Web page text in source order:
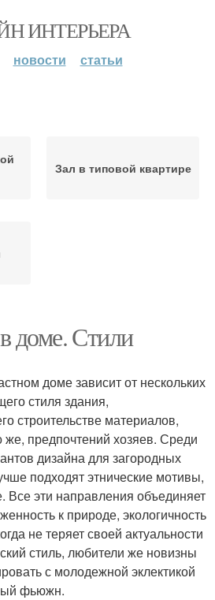
ИНТЕРЬЕРА
новости статьи
Зал в типовой квартире
доме. Стили
доме зависит от нескольких
стиля здания,
строительстве материалов,
же, предпочтений хозяев. Среди
дизайна для загородных
подходят этнические мотивы,
Все эти направления объединяет
к природе, экологичность
не теряет своей актуальности
стиль, любители же новизны
с молодежной эклектикой
фьюжн.